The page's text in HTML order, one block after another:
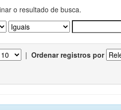
o resultado de busca.
| Ordenar registros por